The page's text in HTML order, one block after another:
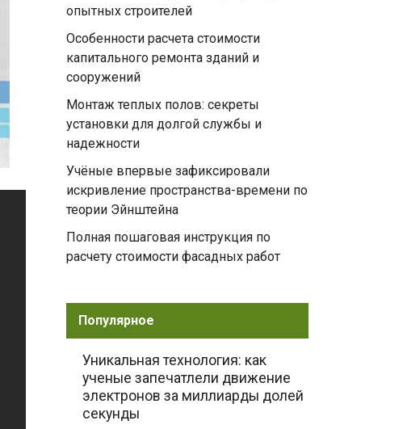
опытных строителей
Особенности расчета стоимости
капитального ремонта зданий и
сооружений
Монтаж теплых полов: секреты
установки для долгой службы и
надежности
Учёные впервые зафиксировали
искривление пространства-времени по
теории Эйнштейна
Полная пошаговая инструкция по
расчету стоимости фасадных работ
Популярное
Уникальная технология: как
ученые запечатлели движение
электронов за миллиарды долей
секунды